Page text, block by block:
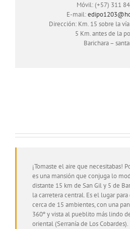
Móvil: (+57) 311
E-mail:
Dirección: Km. 15 sobre la
5 Km. antes de la
Barichara –
¡Tomaste el aire que necesitabas!
es una mansión que conjuga lo
distante 15 km de San Gil y 5 de
la carretera central. Es el lugar
cerca de 15 ambientes, con una
360º y vista al pueblito más lindo
oriental (Serranía de Los Cobardes).